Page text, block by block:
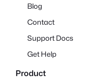
Blog
Contact
Support Docs
Get Help
Product